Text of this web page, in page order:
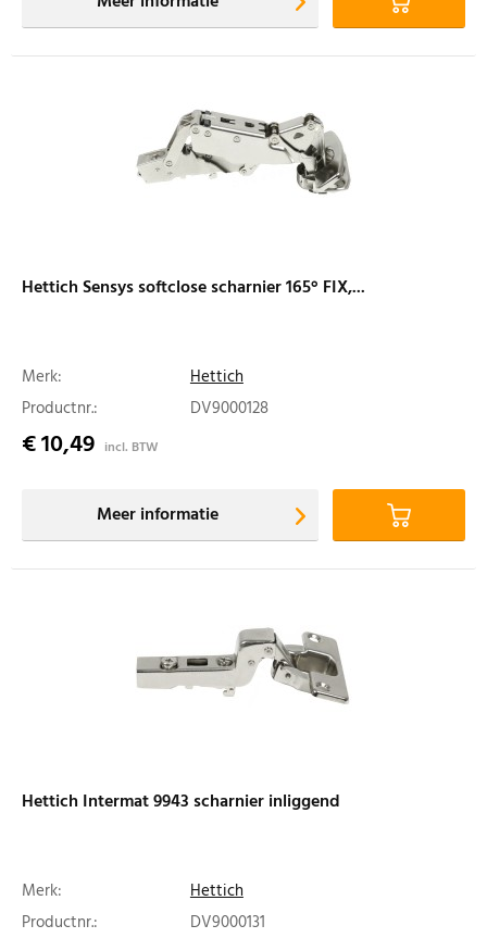
Hettich Sensys softclose scharnier 165° FIX,...
Merk:
Hettich
Productnr.:
DV9000128
€ 10,49 incl. BTW
Meer informatie
Hettich Intermat 9943 scharnier inliggend
Merk:
Hettich
Productnr.:
DV9000131